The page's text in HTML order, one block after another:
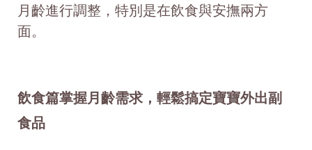
月齡進行調整，特別是在飲食與安撫兩方
面。
飲食篇掌握月齡需求，輕鬆搞定寶寶外出副
食品